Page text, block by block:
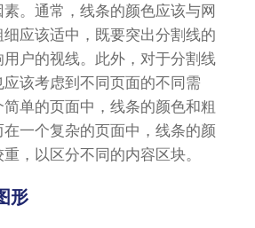
。通常，线条的颜色应该与网
应该适中，既要突出分割线的
户的视线。此外，对于分割线
该考虑到不同页面的不同需
单的页面中，线条的颜色和粗
一个复杂的页面中，线条的颜
，以区分不同的内容区块。
形